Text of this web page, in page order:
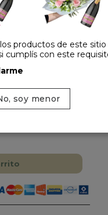
CON PAPEL
OFF
productos de este
cumplís con este